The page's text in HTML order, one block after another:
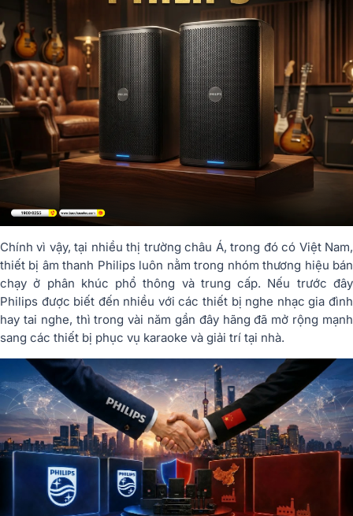
Chính vì vậy, tại nhiều thị trường châu Á, trong đó có Việt Nam,
thiết bị âm thanh Philips luôn nằm trong nhóm thương hiệu bán
chạy ở phân khúc phổ thông và trung cấp. Nếu trước đây
Philips được biết đến nhiều với các thiết bị nghe nhạc gia đình
hay tai nghe, thì trong vài năm gần đây hãng đã mở rộng mạnh
sang các thiết bị phục vụ karaoke và giải trí tại nhà.